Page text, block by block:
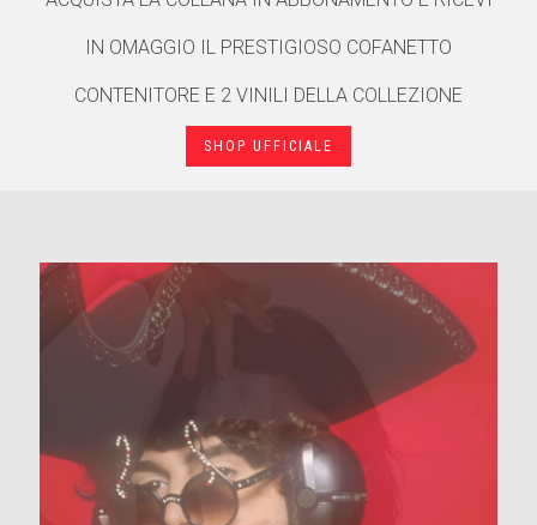
IN OMAGGIO IL PRESTIGIOSO COFANETTO
CONTENITORE E 2 VINILI DELLA COLLEZIONE
SHOP UFFICIALE